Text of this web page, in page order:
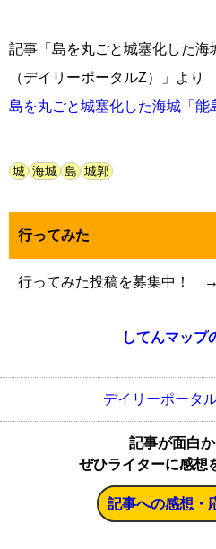
記事「島を丸ごと城塞化した海
（デイリーポータルZ）」より
島を丸ごと城塞化した海城「能
城 海城 島 城郭
行ってみた
行ってみた投稿を募集中！
してんマップ
デイリーポータ
記事が面白か
ぜひライターに感想
記事への感想・